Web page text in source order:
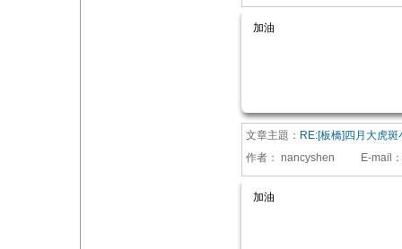
加油
文章主題： RE:[板橋]四月大虎斑
作者： nancyshen E-mail ：
加油